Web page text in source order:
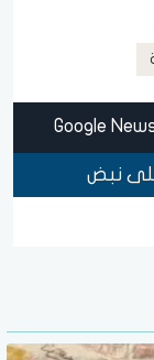
على نبض